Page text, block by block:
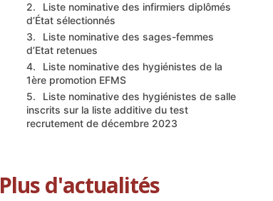
Liste nominative des infirmiers diplômés
d’État sélectionnés
Liste nominative des sages-femmes
d’Etat retenues
Liste nominative des hygiénistes de la
1ère promotion EFMS
Liste nominative des hygiénistes de salle
inscrits sur la liste additive du test
recrutement de décembre 2023
Plus d'actualités